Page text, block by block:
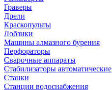
Граверы
Дрели
Краскопульты
Лобзики
Машины алмазного бурения
Перфораторы
Сварочные аппараты
Стабилизаторы автоматические
Станки
Станции водоснабжения